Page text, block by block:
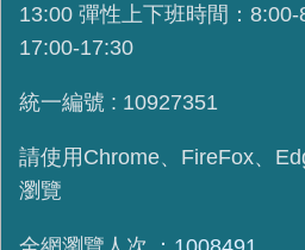
13:00 彈性上下班時間：8:00-
17:00-17:30
統一編號 : 10927351
請使用 Chrome、FireFox、
瀏覽